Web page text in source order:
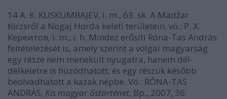
14 A. K. KUSKUMBAJEV, i. m., 63. sk. A Madžar
törzsről a Nogaj Horda keleti területein, vö.: Р. Х.
Кереитов, i. m., i. h. Mindez erősíti Róna-Tas András
feltételezését is, amely szerint a volgai magyarság
egy része nem menekült nyugatra, hanem dél-
délkeletre is húzódhatott, és egy részük később
beolvadhatott a kazak népbe. Vö.: RÓNA-TAS
ANDRÁS, Kis magyar őstörténet, Bp., 2007, 36.